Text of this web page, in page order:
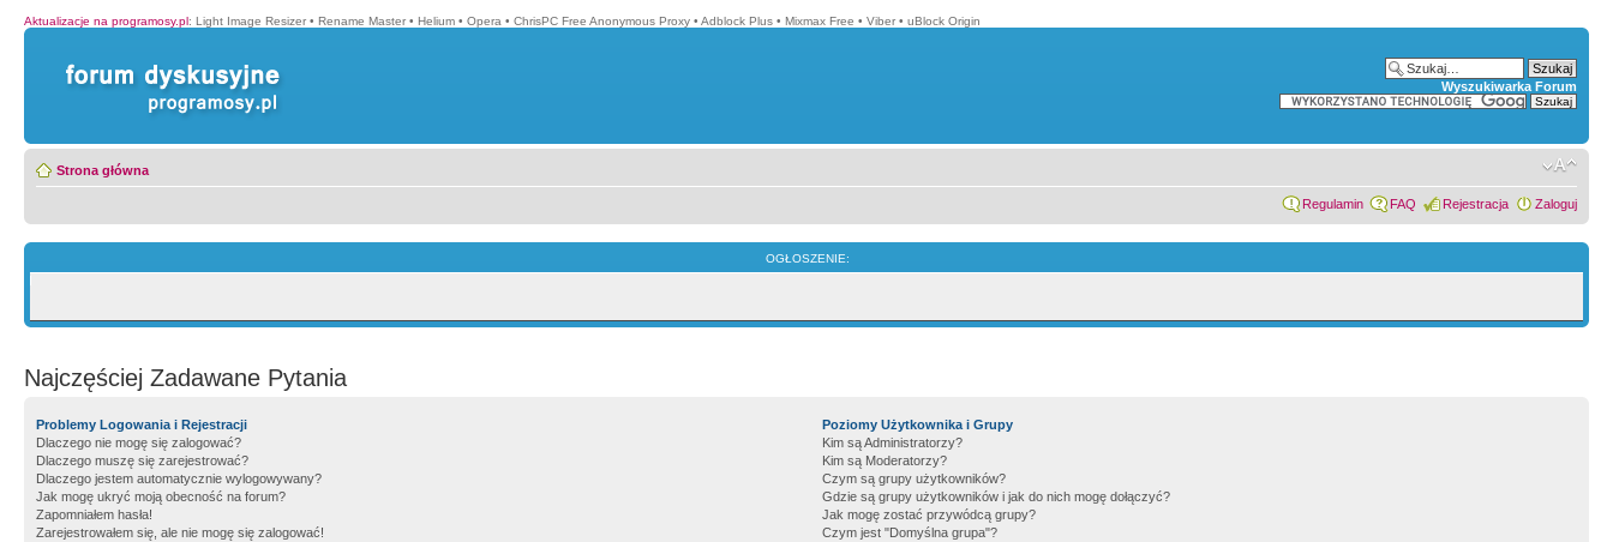
Aktualizacje na programosy.pl: Light Image Resizer • Rename Master • Helium • Opera • ChrisPC Free Anonymous Proxy • Adblock Plus • Mixmax Free • Viber • uBlock Origin
Wyszukiwarka Forum
Strona główna
Regulamin FAQ Rejestracja Zaloguj
OGŁOSZENIE:
Najczęściej Zadawane Pytania
Problemy Logowania i Rejestracji
Dlaczego nie mogę się zalogować?
Dlaczego muszę się zarejestrować?
Dlaczego jestem automatycznie wylogowywany?
Jak mogę ukryć moją obecność na forum?
Zapomniałem hasła!
Zarejestrowałem się, ale nie mogę się zalogować!
Poziomy Użytkownika i Grupy
Kim są Administratorzy?
Kim są Moderatorzy?
Czym są grupy użytkowników?
Gdzie są grupy użytkowników i jak do nich mogę dołączyć?
Jak mogę zostać przywódcą grupy?
Czym jest "Domyślna grupa"?